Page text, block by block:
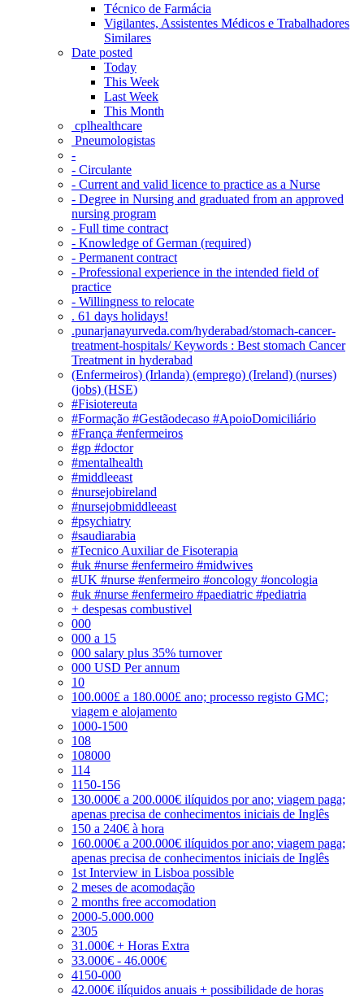
Técnico de Farmácia
Vigilantes, Assistentes Médicos e Trabalhadores
Similares
Date posted
Today
This Week
Last Week
This Month
‎ cplhealthcare‬
Pneumologistas
-
- Circulante
- Current and valid licence to practice as a Nurse
- Degree in Nursing and graduated from an approved
nursing program
- Full time contract
- Knowledge of German (required)
- Permanent contract
- Professional experience in the intended field of
practice
- Willingness to relocate
. 61 days holidays!
.punarjanayurveda.com/hyderabad/stomach-cancer-
treatment-hospitals/ Keywords : Best stomach Cancer
Treatment in hyderabad
(Enfermeiros) (Irlanda) (emprego) (Ireland) (nurses)
(jobs) (HSE)
#Fisiotereuta
#Formação #Gestãodecaso #ApoioDomiciliário
#França #enfermeiros
#gp #doctor
#mentalhealth
#middleeast
#nursejobireland
#nursejobmiddleeast
#psychiatry
#saudiarabia
#Tecnico Auxiliar de Fisoterapia
#uk #nurse #enfermeiro #midwives
#UK #nurse #enfermeiro #oncology #oncologia
#uk #nurse #enfermeiro #paediatric #pediatria
+ despesas combustivel
000
000 a 15
000 salary plus 35% turnover
000 USD Per annum
10
100.000£ a 180.000£ ano; processo registo GMC;
viagem e alojamento
1000-1500
108
108000
114
1150-156
130.000€ a 200.000€ ilíquidos por ano; viagem paga;
apenas precisa de conhecimentos iniciais de Inglês
150 a 240€ à hora
160.000€ a 200.000€ ilíquidos por ano; viagem paga;
apenas precisa de conhecimentos iniciais de Inglês
1st Interview in Lisboa possible
2 meses de acomodação
2 months free accomodation
2000-5.000.000
2305
31.000€ + Horas Extra
33.000€ - 46.000€
4150-000
42.000€ ilíquidos anuais + possibilidade de horas